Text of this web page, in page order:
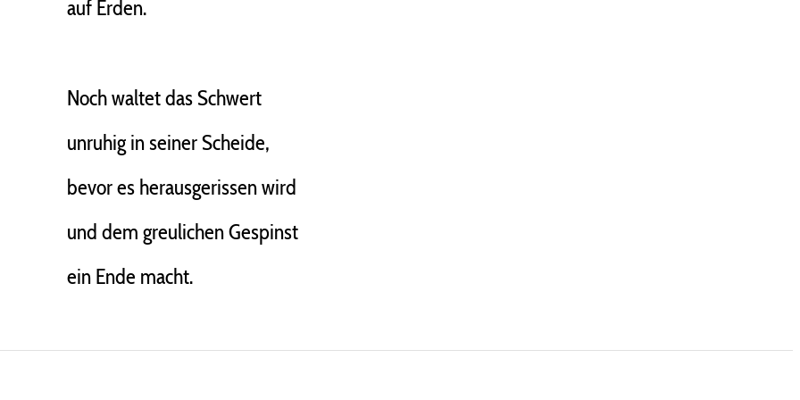
auf Erden.
Noch waltet das Schwert
unruhig in seiner Scheide,
bevor es herausgerissen wird
und dem greulichen Gespinst
ein Ende macht.